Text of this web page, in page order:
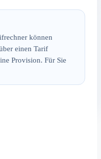
können
einen Tarif
Provision. Für Sie